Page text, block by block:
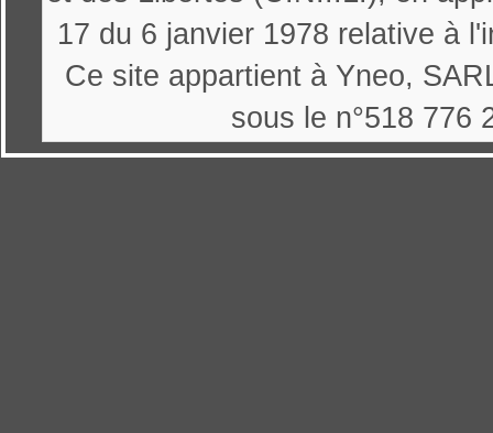
17 du 6 janvier 1978 relative à
Ce site appartient à Yneo,
sous le n°518 776